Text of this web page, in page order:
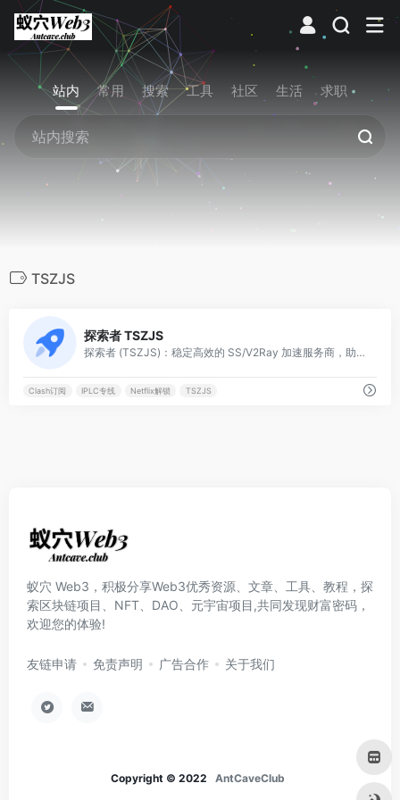
站内 常用 搜索 工具 社区 生活 求职
TSZJS
探索者 TSZJS
探索者 (TSZJS)：稳定高效的 SS/V2Ray 加速服务商，助力用户畅快访问全球互联网资源。
Clash订阅 IPLC专线 Netflix解锁 TSZJS
蚁穴 Web3，积极分享Web3优秀资源、文章、工具、教程，探
索区块链项目、NFT、DAO、元宇宙项目,共同发现财富密码，
欢迎您的体验!
友链申请 免责声明 广告合作 关于我们
Copyright © 2022 AntCaveClub